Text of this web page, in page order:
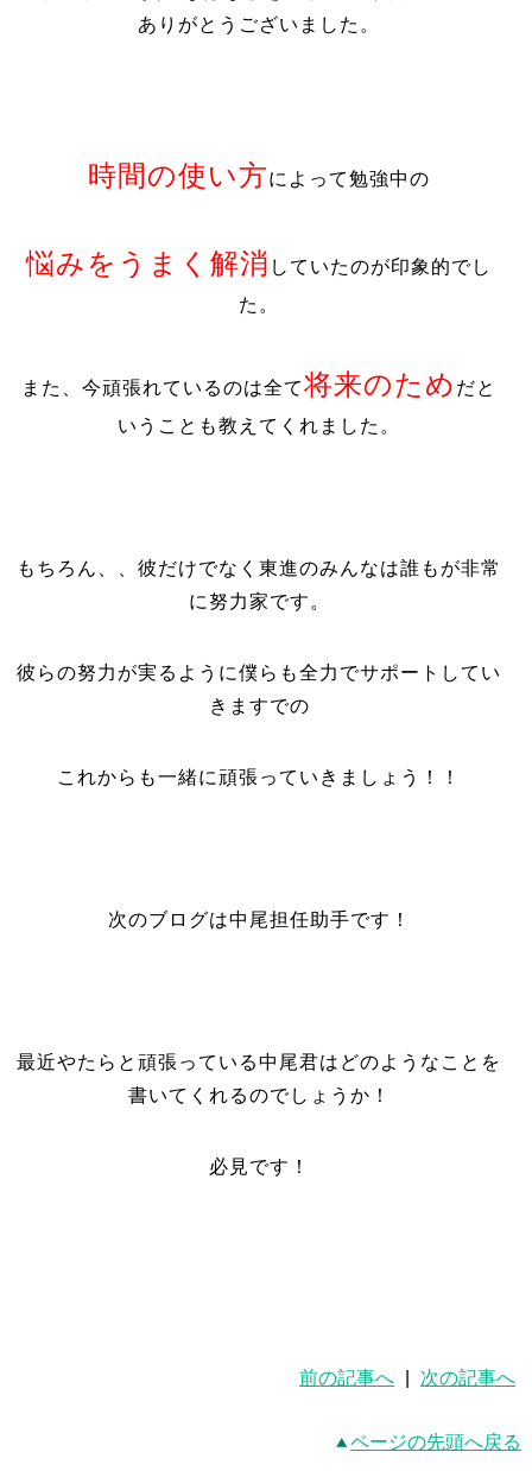
ありがとうございました。
時間の使い方によって勉強中の
悩みをうまく解消 していたのが印象的でし
た。
また、今頑張れているのは全て将来のため だと
いうことも教えてくれました。
もちろん、、彼だけでなく東進のみんなは誰もが非常
に努力家です。
彼らの努力が実るように僕らも全力でサポートしてい
きますでの
これからも一緒に頑張っていきましょう！！
次のブログは中尾担任助手です！
最近やたらと頑張っている中尾君はどのようなことを
書いてくれるのでしょうか！
必見です！
前の記事へ 次の記事へ
ページの先頭へ戻る